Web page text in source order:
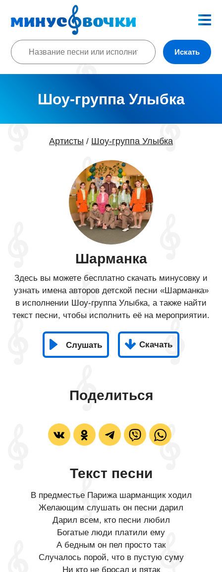
Искать
Шоу-группа Улыбка
Артисты / Шоу-группа Улыбка
Шарманка
Здесь вы можете бесплатно скачать минусовку и
узнать имена авторов детской песни «Шарманка»
в исполнении Шоу-группа Улыбка, а также найти
текст песни, чтобы исполнить её на мероприятии.
Слушать Скачать
Поделиться
Текст песни
В предместье Парижа шарманщик ходил
Желающим слушать он песни дарил
Дарил всем, кто песни любил
Богатые люди платили ему
А бедным он пел просто так
Случалось порой, что в пустую суму
Ни кто не бросал и пятак